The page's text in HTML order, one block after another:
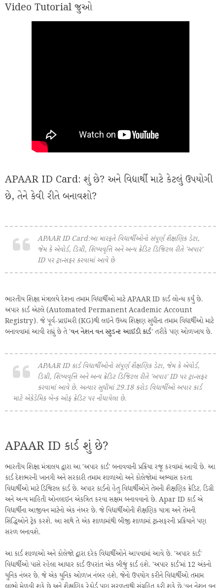
Video Tutorial જુઓ
APAAR ID Card: શું છે? અને વિદ્યાર્થી માટે કેટલું ઉપયોગી
છે, તેને કેવી રીતે બનાવશો?
APAAR ID Card:આ મારફતે વિદ્યાર્થીઓનો સંપૂર્ણ શૈક્ષણિક ડેટા,
જેમ કે એવોર્ડ, ડિગ્રી, શિષ્યવૃત્તિ અને અન્ય ક્રેડિટ ડિજિટલ રીતે 'અપાર'
ID પર ટ્રાન્સફર કરવામાં આવે છે
ભારતીય શિક્ષા મંત્રાલયે દેશના તમામ વિદ્યાર્થીઓ માટે APAAR ID કાર્ડ લોન્ચ કર્યું છે.
અપાર કાર્ડ એટલે (Automated Permanent Academic Account
Registry). જે પૂર્વ-પ્રાઇમરી (KG)થી લઇને ઉચ્ચ શિક્ષણ સુધીના તમામ વિદ્યાર્થીઓ માટે
બનાવવામાં આવી રહ્યું છે તે 'વન નેશન વન સ્ટુડન્ટ આઈડી કાર્ડ' તરીકે પણ ઓળખાય છે.
APAAR ID કાર્ડ વિદ્યાર્થીઓનો સંપૂર્ણ શૈક્ષણિક ડેટા, જેમ કે એવોર્ડ,
ડિગ્રી, શિષ્યવૃત્તિ અને અન્ય ક્રેડિટ ડિજિટલ રીતે 'અપાર' ID પર ટ્રાન્સફર
કરવામાં આવે છે. અત્યાર સુધીમાં 29.18 કરોડ વિદ્યાર્થીઓ અપાર કાર્ડ
માટે એકેડેમિક બેન્ક ઓફ ક્રેડિટ પર નોંધાયેલા છે.
APAAR ID કાર્ડ શું છે?
ભારતીય શિક્ષા મંત્રાલય દ્વારા આ 'અપાર કાર્ડ' બનાવવાની પ્રક્રિયા રજૂ કરવામાં આવી છે. આ
કાર્ડ દેશભરની ખાનગી અને સરકારી તમામ શાળાઓ અને કોલેજોમાં અભ્યાસ કરતા
વિદ્યાર્થીઓ માટે ડિજિટલ કાર્ડ છે. અપાર કાર્ડનો હેતુ વિદ્યાર્થીઓને તેમની શૈક્ષણિક ક્રેડિટ, ડિગ્રી
અને અન્ય માહિતી ઓનલાઈન એકત્રિત કરવા સક્ષમ બનાવવાનો છે. Apar ID કાર્ડ એ
વિદ્યાર્થીના આજીવન માટેનો એક નંબર છે. જે વિદ્યાર્થીઓની શૈક્ષણિક યાત્રા અને તેમની
સિદ્ધિઓને ટ્રેક કરશે. આ સાથે તે એક શાળામાંથી બીજી શાળામાં ટ્રાન્સફરની પ્રક્રિયાને પણ
સરળ બનાવશે.
આ કાર્ડ શાળાઓ અને કોલેજો દ્વારા દરેક વિદ્યાર્થીઓને આપવામાં આવે છે. 'અપાર કાર્ડ'
વિદ્યાર્થીઓ પાસે રહેલા આધાર કાર્ડ ઉપરાંત એક બીજું કાર્ડ હશે. 'અપાર કાર્ડ'માં 12 અંકનો
યુનિક નંબર છે, જે એક યુનિક ઓળખ નંબર હશે, જેનો ઉપયોગ કરીને વિદ્યાર્થીઓ તમામ